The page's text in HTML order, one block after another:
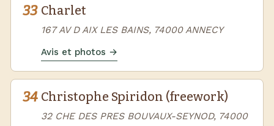
33 Charlet
167 AV D AIX LES BAINS, 74000 ANNECY
Avis et photos →
34 Christophe Spiridon (freework)
32 CHE DES PRES BOUVAUX-SEYNOD, 74000